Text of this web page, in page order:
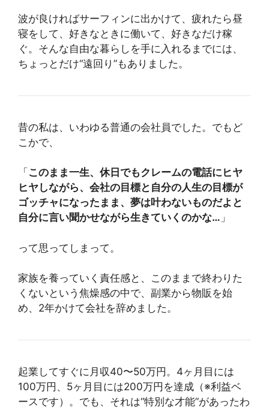
波が良ければサーフィンに出かけて、疲れたら昼
寝をして、好きなときに働いて、好きなだけ稼
ぐ。そんな自由な暮らしを手に入れるまでには、
ちょっとだけ“遠回り”もありました。
昔の私は、いわゆる普通の会社員でした。でもど
こかで、
「 このまま一生、休日でもクレームの電話にヒヤ
ヒヤしながら、会社の目標と自分の人生の目標が
ゴッチャになったまま、夢は叶わないものだよと
自分に言い聞かせながら生きていくのかな… 」
って思ってしまって。
家族を養っていく責任感と、このままで終わりた
くないという焦燥感の中で、副業から物販を始
め、2年かけて会社を辞めました。
起業してすぐに月収40〜50万円。4ヶ月目には
100万円、5ヶ月目には200万円を達成（※利益ベ
ースです）。でも、それは“特別な才能”があったわ